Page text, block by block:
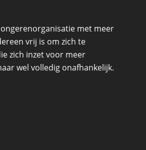
met meer
vrij is om zich te
zich inzet voor meer
wel volledig onafhankelijk.